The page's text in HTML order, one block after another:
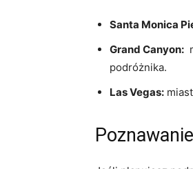
Santa Monica
Grand Canyon:
podróżnika.
Las Vegas: